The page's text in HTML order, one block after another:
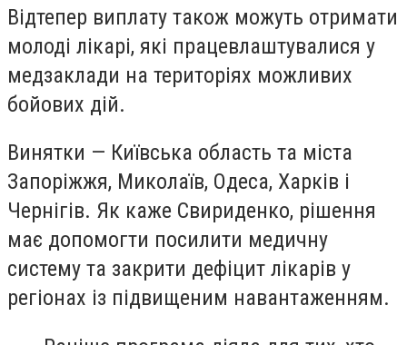
Відтепер виплату також можуть отримати
молоді лікарі, які працевлаштувалися у
медзаклади на територіях можливих
бойових дій.
Винятки — Київська область та міста
Запоріжжя, Миколаїв, Одеса, Харків і
Чернігів. Як каже Свириденко, рішення
має допомогти посилити медичну
систему та закрити дефіцит лікарів у
регіонах із підвищеним навантаженням.